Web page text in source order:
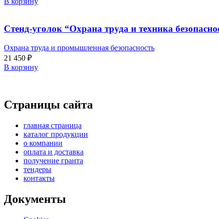
Стенд-уголок “Охрана труда и техника
Охрана труда и промышленная безопасность
21 450 ₽
В корзину
Страницы сайта
главная страница
каталог продукции
о компании
оплата и доставка
получение гранта
тендеры
контакты
Документы